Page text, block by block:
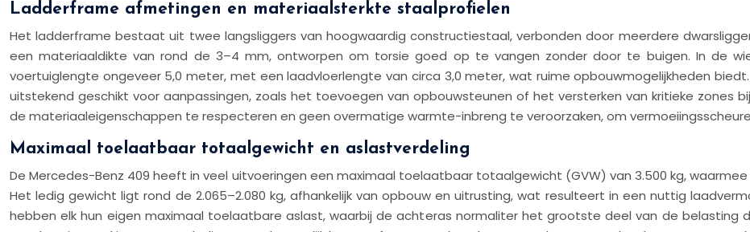
Ladderframe afmetingen en materiaalsterkte staalprofielen
Het ladderframe bestaat uit twee langsliggers van hoogwaardig constructiestaal, verbonden door meerdere
een materiaaldikte van rond de 3–4 mm, ontworpen om torsie goed op te vangen zonder door te buigen. In de
voertuiglengte ongeveer 5,0 meter, met een laadvloerlengte van circa 3,0 meter, wat ruime opbouwmogelijkheden
uitstekend geschikt voor aanpassingen, zoals het toevoegen van opbouwsteunen of het versterken van kritieke zones
de materiaaleigenschappen te respecteren en geen overmatige warmte-inbreng te veroorzaken, om
Maximaal toelaatbaar totaalgewicht en aslastverdeling
De Mercedes-Benz 409 heeft in veel uitvoeringen een maximaal toelaatbaar totaalgewicht (GVW) van 3.500 kg,
Het ledig gewicht ligt rond de 2.065–2.080 kg, afhankelijk van opbouw en uitrusting, wat resulteert in een nuttig
hebben elk hun eigen maximaal toelaatbare aslast, waarbij de achteras normaliter het grootste deel van de belasting